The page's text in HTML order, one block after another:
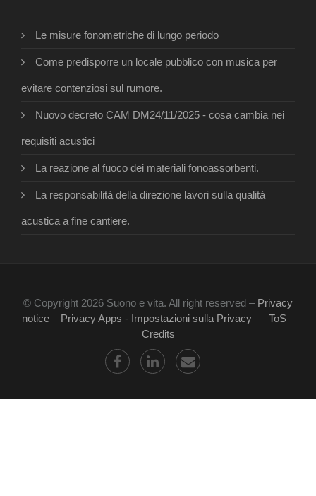
Le misure fonometriche di lungo periodo
Come predisporre un locale pubblico con musica per
evitare contenziosi sul rumore.
Nuovo decreto CAM DM24/11/2025 - cosa cambia nei
requisiti acustici
La reazione al fuoco dei materiali fonoassorbenti.
La responsabilità della direzione lavori sulla qualità
acustica a fine cantiere.
© Copyright 2026 Suono e vita. All right reserved – Privacy
notice– Privacy Apps - Impostazioni sulla Privacy–ToS–
Credits